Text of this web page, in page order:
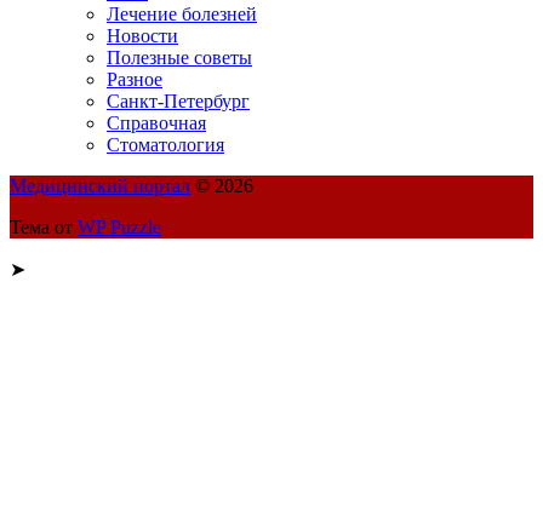
Лечение болезней
Новости
Полезные советы
Разное
Санкт-Петербург
Справочная
Стоматология
Медицинский портал © 2026
Тема от WP Puzzle
➤